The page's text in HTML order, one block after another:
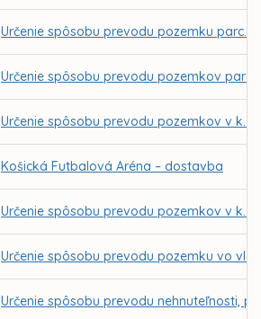
Určenie spôsobu prevodu pozemku parc.
Určenie spôsobu prevodu pozemkov parc.
Určenie spôsobu prevodu pozemkov v k.
Košická Futbalová Aréna – dostavba
Určenie spôsobu prevodu pozemkov v k.
Určenie spôsobu prevodu pozemku vo
Určenie spôsobu prevodu nehnuteľnosti,